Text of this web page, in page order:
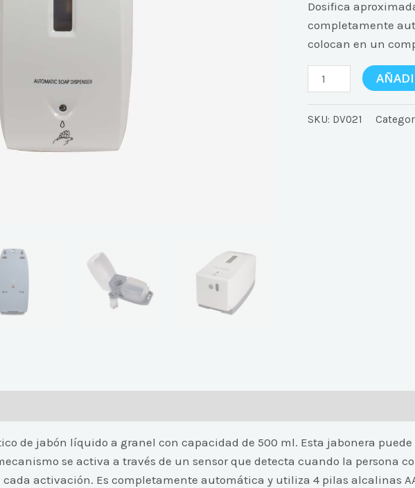
Dosifica
completamente
colocan en un
SKU: DV021
de jabón líquido a granel con capacidad de 500 ml. Esta jabonera
se activa a través de un sensor que detecta cuando la persona
activación. Es completamente automática y utiliza 4 pilas alcalinas